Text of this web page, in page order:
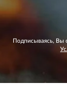
Подписываясь, Вы